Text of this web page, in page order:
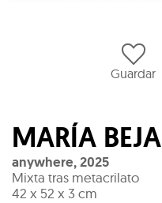
Guardar
MARÍA
anywhere,2025
Mixta tras metacrilato
42 x 52 x 3 cm